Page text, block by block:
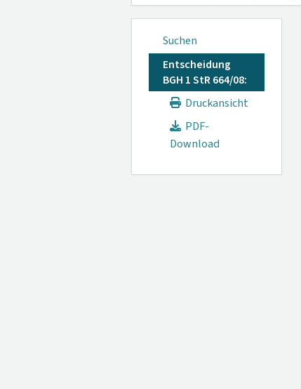
Suchen
Entscheidung
BGH 1 StR 664/08:
Druckansicht
PDF-
Download